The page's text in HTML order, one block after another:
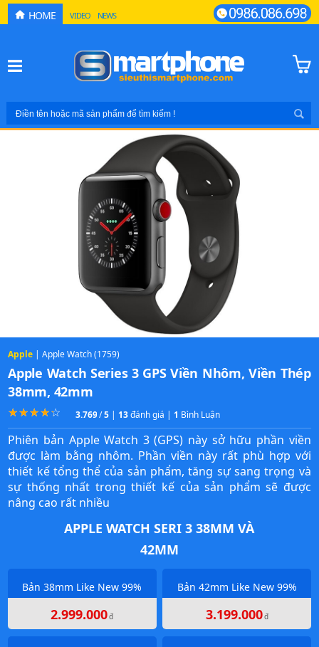
HOME VIDEO NEWS
Apple | Apple Watch (1759)
Apple Watch Series 3 GPS Viền Nhôm, Viền Thép
38mm, 42mm
☆☆☆☆☆
★★★★★ 3.7692307692308
/5 | 13đánh giá | 1 Bình Luận
Phiên bản Apple Watch 3 (GPS) này sở hữu phần viền
được làm bằng nhôm. Phần viền này rất phù hợp với
thiết kế tổng thể của sản phẩm, tăng sự sang trọng và
sự thống nhất trong thiết kế của sản phẩm sẽ được
nâng cao rất nhiều
APPLE WATCH SERI 3 38MM VÀ
42MM
Bản 38mm Like New 99%
2.999.000đ
Bản 42mm Like New 99%
3.199.000đ